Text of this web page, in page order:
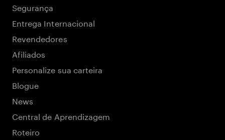
Segurança
Entrega Internacional
Revendedores
Afiliados
Personalize sua carteira
Blogue
News
Central de Aprendizagem
Roteiro